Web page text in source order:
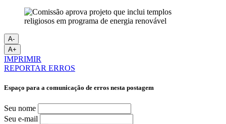
A-
A+
IMPRIMIR
REPORTAR ERROS
Espaço para a comunicação de erros nesta postagem
Seu nome
Seu e-mail